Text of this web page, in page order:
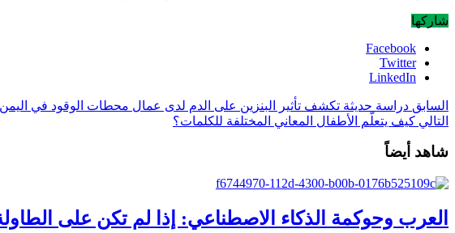
شاركها
Facebook
Twitter
LinkedIn
السابق دراسة حديثة تكشف تأثير البنزين على الدم لدى عمال محطات الوقود في اليمن
التالي كيف يتعلّم الأطفال المعاني المختلفة للكلمات؟
شاهد أيضاً
العرب وحوكمة الذكاء الاصطناعي: إذا لم تكن على